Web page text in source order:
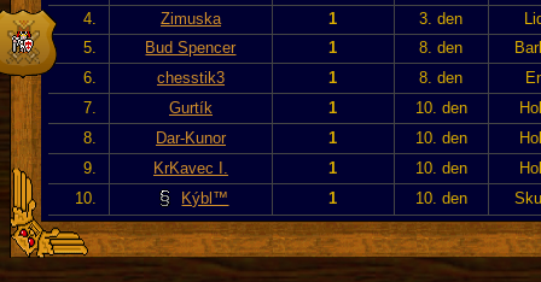
4.
Zimuska 1 3. den
5.
Bud Spencer 1 8. den
6.
chesstik3 1 8. den
7.
Gurtík 1 10. den
8.
Dar-Kunor 1 10. den
9.
KrKavec I. 1 10. den
10.
Kýbl™ 1 10. den